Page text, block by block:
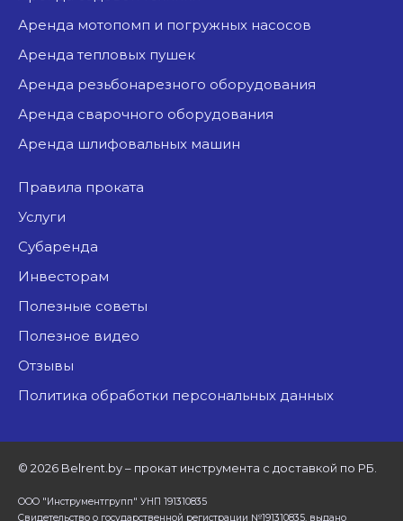
аренда мотопомп и погружных насосов
аренда тепловых пушек
аренда резьбонарезного оборудования
аренда сварочного оборудования
аренда шлифовальных машин
Правила проката
Услуги
Субаренда
Инвесторам
Полезные советы
Полезное видео
Отзывы
Политика обработки персональных данных
© 2026 Belrent.by – прокат инструмента с доставкой по РБ.
ООО "Инструментгрупп" УНП 191310835
Свидетельство о государственной регистрации №191310835, выдано